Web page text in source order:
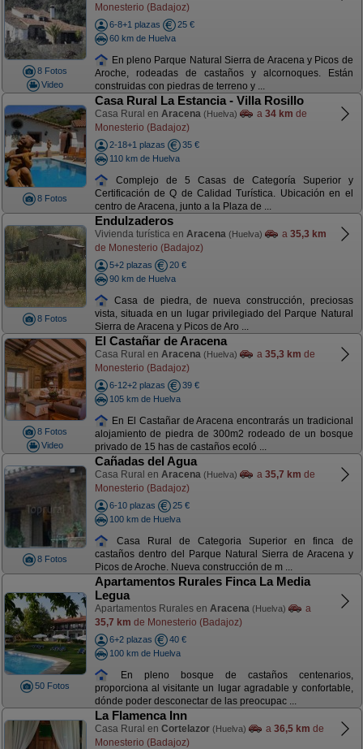
8 Fotos
Video
Monesterio (Badajoz)
6-8+1 plazas
25 €
60 km de Huelva
En pleno Parque Natural Sierra de Aracena y Picos de
Aroche, rodeadas de castaños y alcornoques. Están
construidas con piedras de terreno y ...
8 Fotos
Casa Rural La Estancia - Villa Rosillo
Casa Rural en Aracena (Huelva) a 34 km de
Monesterio (Badajoz)
2-18+1 plazas
35 €
110 km de Huelva
Complejo de 5 Casas de Categoría Superior y
Certificación de Q de Calidad Turística. Ubicación en el
centro de Aracena, junto a la Plaza de ...
8 Fotos
Endulzaderos
Vivienda turística en Aracena (Huelva) a 35,3 km
de Monesterio (Badajoz)
5+2 plazas
20 €
90 km de Huelva
Casa de piedra, de nueva construcción, preciosas
vista, situada en un lugar privilegiado del Parque Natural
Sierra de Aracena y Picos de Aro ...
8 Fotos
Video
El Castañar de Aracena
Casa Rural en Aracena (Huelva) a 35,3 km de
Monesterio (Badajoz)
6-12+2 plazas
39 €
105 km de Huelva
En El Castañar de Aracena encontrarás un tradicional
alojamiento de piedra de 300m2 rodeado de un bosque
privado de 15 has de castaños ecoló ...
8 Fotos
Cañadas del Agua
Casa Rural en Aracena (Huelva) a 35,7 km de
Monesterio (Badajoz)
6-10 plazas
25 €
100 km de Huelva
Casa Rural de Categoria Superior en finca de
castaños dentro del Parque Natural Sierra de Aracena y
Picos de Aroche. Nueva construcción de m ...
50 Fotos
Apartamentos Rurales Finca La Media
Legua
Apartamentos Rurales en Aracena (Huelva)
a
35,7 km de Monesterio (Badajoz)
6+2 plazas
40 €
100 km de Huelva
En pleno bosque de castaños centenarios,
proporciona al visitante un lugar agradable y confortable,
dónde poder desconectar de las preocupac ...
La Flamenca Inn
Casa Rural en Cortelazor (Huelva) a 36,5 km de
Monesterio (Badajoz)